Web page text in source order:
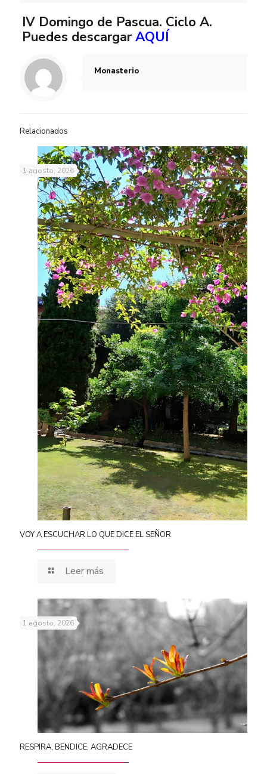
IV Domingo de Pascua. Ciclo A.
Puedes descargar AQUÍ
Monasterio
Relacionados
1 agosto, 2026
VOY A ESCUCHAR LO QUE DICE EL SEÑOR
Leer más
1 agosto, 2026
RESPIRA, BENDICE, AGRADECE